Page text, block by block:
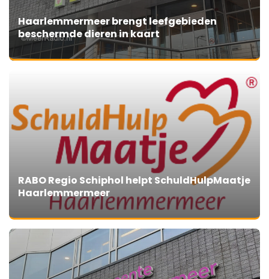
Haarlemmermeer brengt leefgebieden
beschermde dieren in kaart
RABO Regio Schiphol helpt SchuldHulpMaatje
Haarlemmermeer